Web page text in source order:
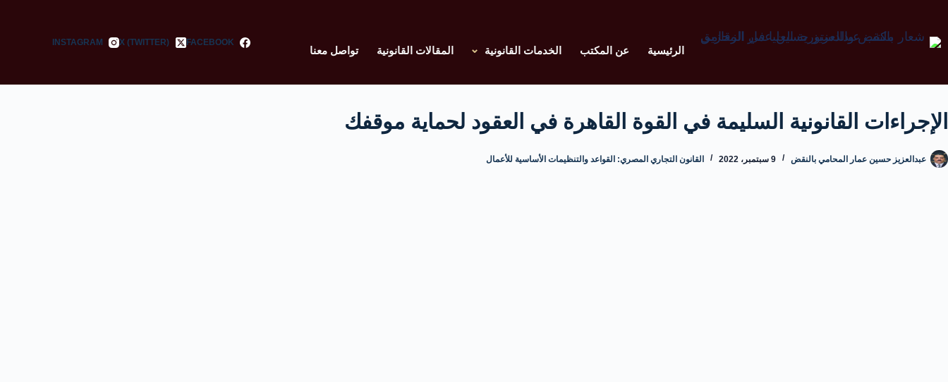
الرئيسية عن المكتب الخدمات القانونية المقالات القانونية تواصل معنا
FACEBOOK
X (TWITTER)
INSTAGRAM
الإجراءات القانونية السليمة في القوة القاهرة في العقود لحماية موقفك
عبدالعزيز حسين عمار المحامي بالنقض 9 سبتمبر، 2022 القانون التجاري المصري: القواعد والتنظيمات الأساسية للأعمال